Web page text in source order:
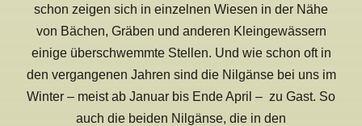
schon zeigen sich in einzelnen Wiesen in der Nähe
von Bächen, Gräben und anderen Kleingewässern
einige überschwemmte Stellen. Und wie schon oft in
den vergangenen Jahren sind die Nilgänse bei uns im
Winter – meist ab Januar bis Ende April – zu Gast. So
auch die beiden Nilgänse, die in den